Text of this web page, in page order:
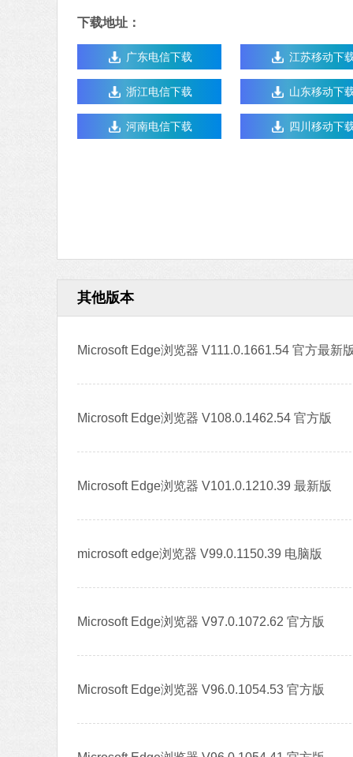
下载地址：
广东电信下载 江苏移动下
浙江电信下载 山东移动下
河南电信下载 四川移动下
其他版本
Microsoft Edge浏览器 V111.0.1661.54 官方最新
Microsoft Edge浏览器 V108.0.1462.54 官方版
Microsoft Edge浏览器 V101.0.1210.39 最新版
microsoft edge浏览器 V99.0.1150.39 电脑版
Microsoft Edge浏览器 V97.0.1072.62 官方版
Microsoft Edge浏览器 V96.0.1054.53 官方版